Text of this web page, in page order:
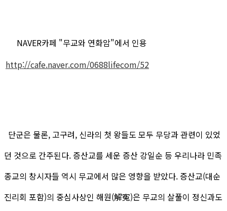
NAVER카페 "무교와 연화암"에서 인용
http://cafe.naver.com/0688lifecom/52
단군은 물론, 고구려, 신라의 첫 왕들도 모두 무당과 관련이 있었
던 것으로 간주된다. 증산교를 세운 증산 강일순 등 우리나라 민족
종교의 창시자들 역시 무교에서 많은 영향을 받았다. 증산교(대순
진리회 포함)의 중심사상인 해원(解寃)은 무교의 살풀이 정신과도